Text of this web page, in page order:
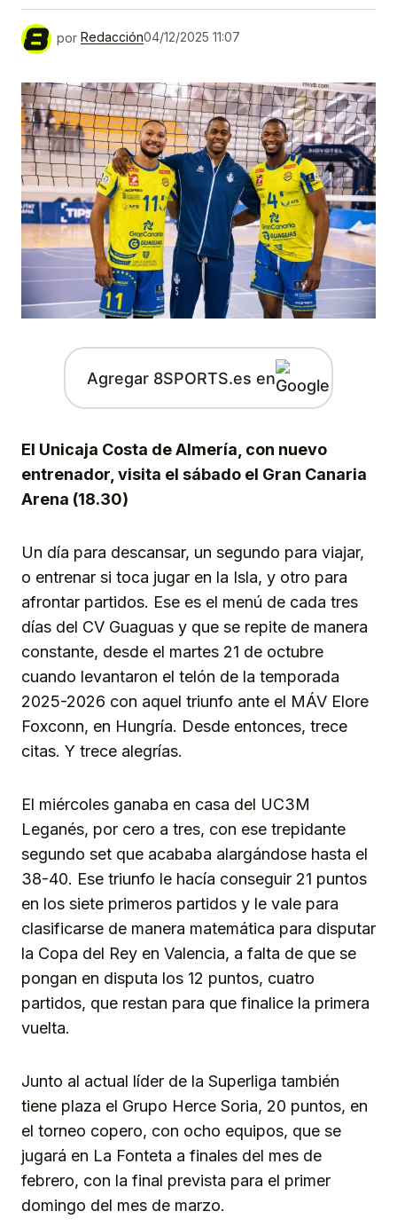
por Redacción04/12/2025 11:07
Agregar 8SPORTS.es en
El Unicaja Costa de Almería, con nuevo
entrenador, visita el sábado el Gran Canaria
Arena (18.30)
Un día para descansar, un segundo para viajar,
o entrenar si toca jugar en la Isla, y otro para
afrontar partidos. Ese es el menú de cada tres
días del CV Guaguas y que se repite de manera
constante, desde el martes 21 de octubre
cuando levantaron el telón de la temporada
2025-2026 con aquel triunfo ante el MÁV Elore
Foxconn, en Hungría. Desde entonces, trece
citas. Y trece alegrías.
El miércoles ganaba en casa del UC3M
Leganés, por cero a tres, con ese trepidante
segundo set que acababa alargándose hasta el
38-40. Ese triunfo le hacía conseguir 21 puntos
en los siete primeros partidos y le vale para
clasificarse de manera matemática para disputar
la Copa del Rey en Valencia, a falta de que se
pongan en disputa los 12 puntos, cuatro
partidos, que restan para que finalice la primera
vuelta.
Junto al actual líder de la Superliga también
tiene plaza el Grupo Herce Soria, 20 puntos, en
el torneo copero, con ocho equipos, que se
jugará en La Fonteta a finales del mes de
febrero, con la final prevista para el primer
domingo del mes de marzo.